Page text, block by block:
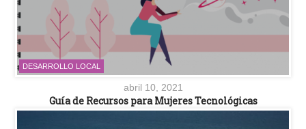
DESARROLLO LOCAL
abril 10, 2021
Guía de Recursos para Mujeres Tecnológicas